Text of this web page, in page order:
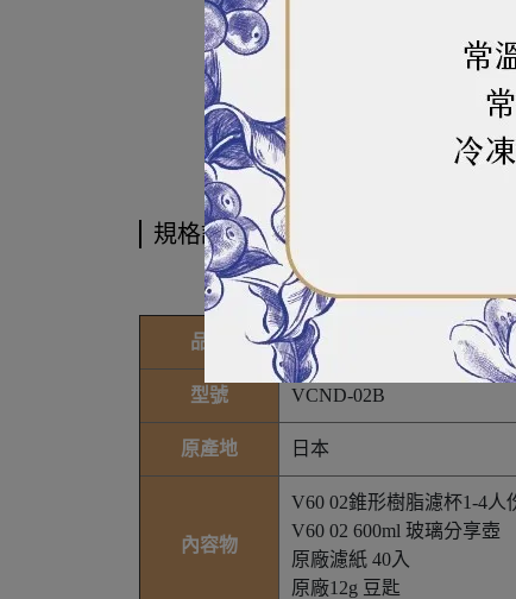
規格說明
品牌 HARIO
型號 VCND-02B
原產地 日本
內容物
V60 02錐形樹脂濾杯1-4人
V60 02 600ml 玻璃分享壺
原廠濾紙 40入
原廠12g 豆匙